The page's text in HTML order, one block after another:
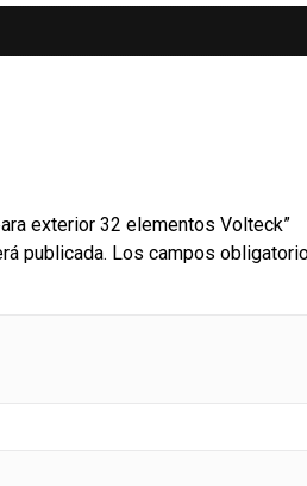
exterior 32 elementos Volteck”
publicada. Los campos